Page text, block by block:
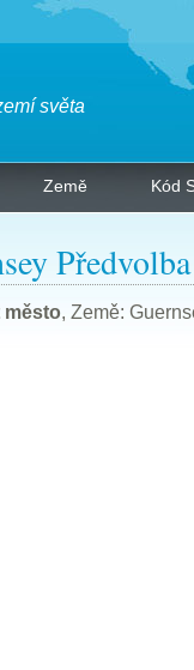
světa
Země Kód
Předvolba
město, Země: